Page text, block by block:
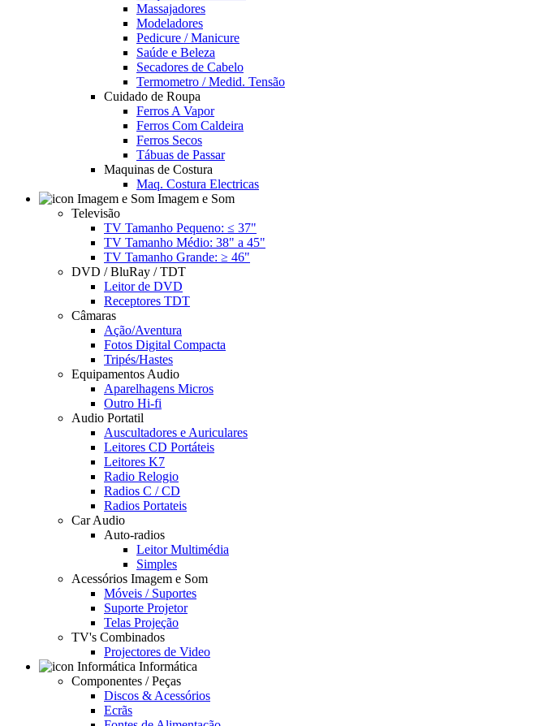
Massajadores
Modeladores
Pedicure / Manicure
Saúde e Beleza
Secadores de Cabelo
Termometro / Medid. Tensão
Cuidado de Roupa
Ferros A Vapor
Ferros Com Caldeira
Ferros Secos
Tábuas de Passar
Maquinas de Costura
Maq. Costura Electricas
Imagem e Som
Televisão
TV Tamanho Pequeno: ≤ 37"
TV Tamanho Médio: 38" a 45"
TV Tamanho Grande: ≥ 46"
DVD / BluRay / TDT
Leitor de DVD
Receptores TDT
Câmaras
Ação/Aventura
Fotos Digital Compacta
Tripés/Hastes
Equipamentos Audio
Aparelhagens Micros
Outro Hi-fi
Audio Portatil
Auscultadores e Auriculares
Leitores CD Portáteis
Leitores K7
Radio Relogio
Radios C / CD
Radios Portateis
Car Audio
Auto-radios
Leitor Multimédia
Simples
Acessórios Imagem e Som
Móveis / Suportes
Suporte Projetor
Telas Projeção
TV's Combinados
Projectores de Video
Informática
Componentes / Peças
Discos & Acessórios
Ecrãs